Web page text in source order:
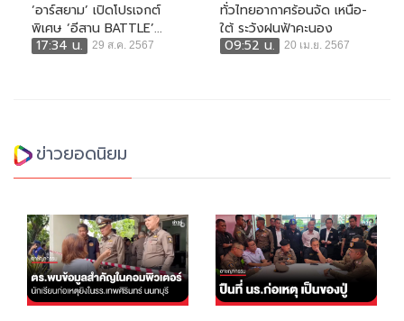
‘อาร์สยาม’ เปิดโปรเจกต์
พิเศษ ‘อีสาน BATTLE’...
17:34 น.
29 ส.ค. 2567
ทั่วไทยอากาศร้อนจัด เหนือ-
ใต้ ระวังฝนฟ้าคะนอง
09:52 น.
20 เม.ย. 2567
ข่าวยอดนิยม